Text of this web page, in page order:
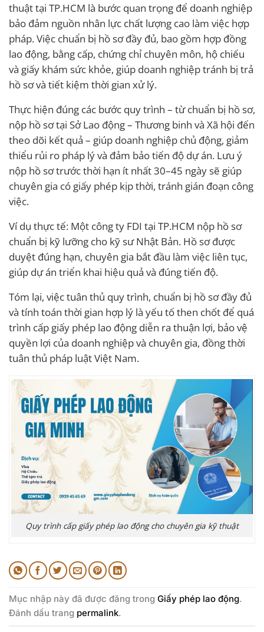
thuật tại TP.HCM là bước quan trọng để doanh nghiệp
bảo đảm nguồn nhân lực chất lượng cao làm việc hợp
pháp. Việc chuẩn bị hồ sơ đầy đủ, bao gồm hợp đồng
lao động, bằng cấp, chứng chỉ chuyên môn, hộ chiếu
và giấy khám sức khỏe, giúp doanh nghiệp tránh bị trả
hồ sơ và tiết kiệm thời gian xử lý.
Thực hiện đúng các bước quy trình – từ chuẩn bị hồ sơ,
nộp hồ sơ tại Sở Lao động – Thương binh và Xã hội đến
theo dõi kết quả – giúp doanh nghiệp chủ động, giảm
thiểu rủi ro pháp lý và đảm bảo tiến độ dự án. Lưu ý
nộp hồ sơ trước thời hạn ít nhất 30–45 ngày sẽ giúp
chuyên gia có giấy phép kịp thời, tránh gián đoạn công
việc.
Ví dụ thực tế: Một công ty FDI tại TP.HCM nộp hồ sơ
chuẩn bị kỹ lưỡng cho kỹ sư Nhật Bản. Hồ sơ được
duyệt đúng hạn, chuyên gia bắt đầu làm việc liên tục,
giúp dự án triển khai hiệu quả và đúng tiến độ.
Tóm lại, việc tuân thủ quy trình, chuẩn bị hồ sơ đầy đủ
và tính toán thời gian hợp lý là yếu tố then chốt để quá
trình cấp giấy phép lao động diễn ra thuận lợi, bảo vệ
quyền lợi của doanh nghiệp và chuyên gia, đồng thời
tuân thủ pháp luật Việt Nam.
Quy trình cấp giấy phép lao động cho chuyên gia kỹ thuật
Mục nhập này đã được đăng trong Giấy phép lao động.
Đánh dấu trang permalink.